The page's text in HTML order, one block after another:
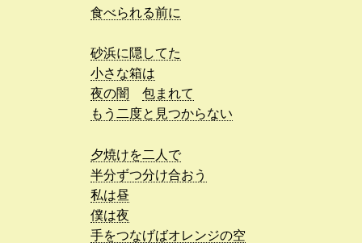
食べられる前に
砂浜に隠してた
小さな箱は
夜の闇
包まれて
もう二度と見つからない
夕焼けを二人で
半分ずつ分け合おう
私は昼
僕は夜
手をつなげばオレンジの空